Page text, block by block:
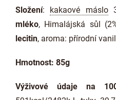
Složení: kakaové máslo
mléko, Himalájská sůl
lecitin, aroma: přírodní
Hmotnost: 85g
Výživové údaje na